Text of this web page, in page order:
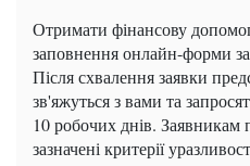
Отримати фінансову
заповнення онлайн-форми
Після схвалення заявки
зв'яжуться з вами та
10 робочих днів. Заявникам
зазначені критерії